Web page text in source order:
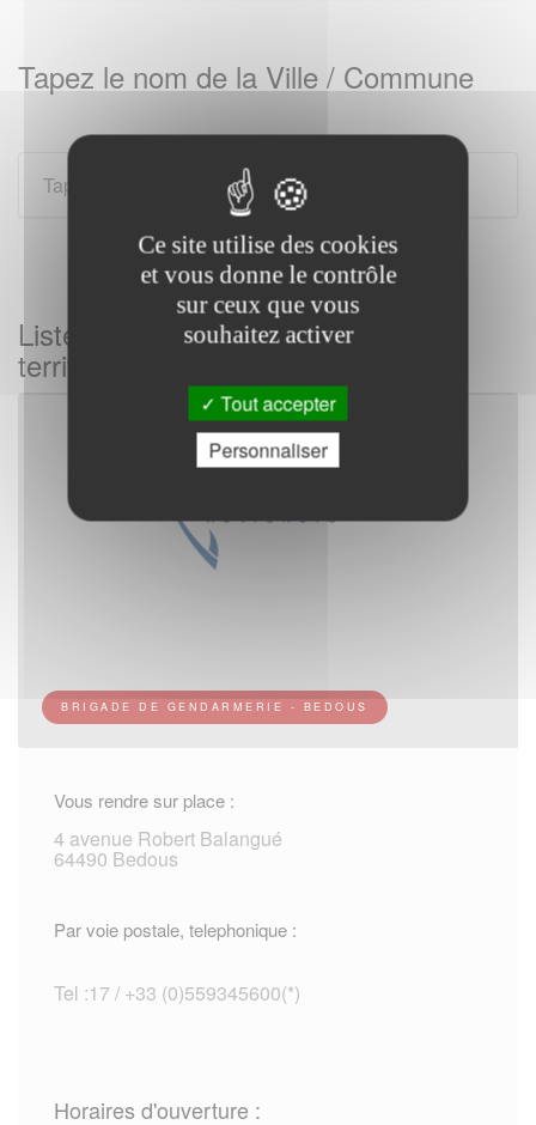
Tapez le nom de la Ville / Commune
Liste des gendarmeries sur tous les
territoires Français
BRIGADE DE GENDARMERIE - BEDOUS
Vous rendre sur place :
4 avenue Robert Balangué
64490 Bedous
Par voie postale, telephonique :
Tel :17 / +33 (0)559345600(*)
Horaires d'ouverture :
Ce site utilise des cookies
et vous donne le contrôle
sur ceux que vous
souhaitez activer
Tout accepter
Personnaliser